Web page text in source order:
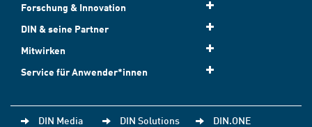
Forschung & Innovation
DIN & seine Partner
Mitwirken
Service für Anwender*innen
DIN Media DIN Solutions DIN.ONE